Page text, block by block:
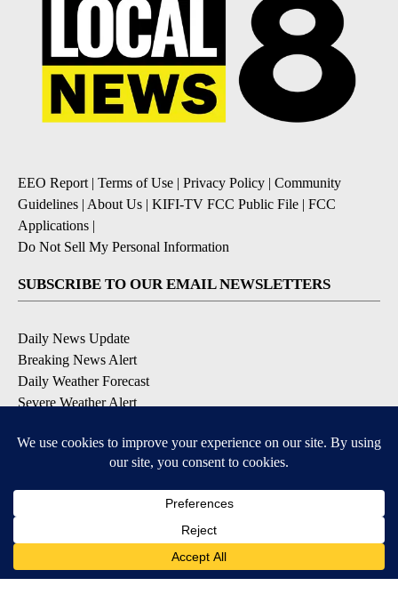
EEO Report| Terms of Use | Privacy Policy | Community
Guidelines | About Us | KIFI-TV FCC Public File | FCC
Applications |
Do Not Sell My Personal Information
SUBSCRIBE TO OUR EMAIL NEWSLETTERS
Daily News Update
Breaking News Alert
Daily Weather Forecast
Severe Weather Alert
DOWNLOAD OUR APPS